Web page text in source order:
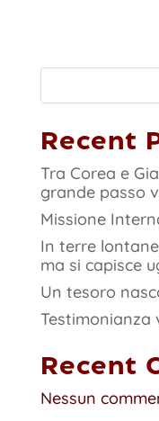
Recent
Tra Corea e
grande passo
Missione
In terre
ma si capisce
Un tesoro
Testimonianza
Recent
Nessun